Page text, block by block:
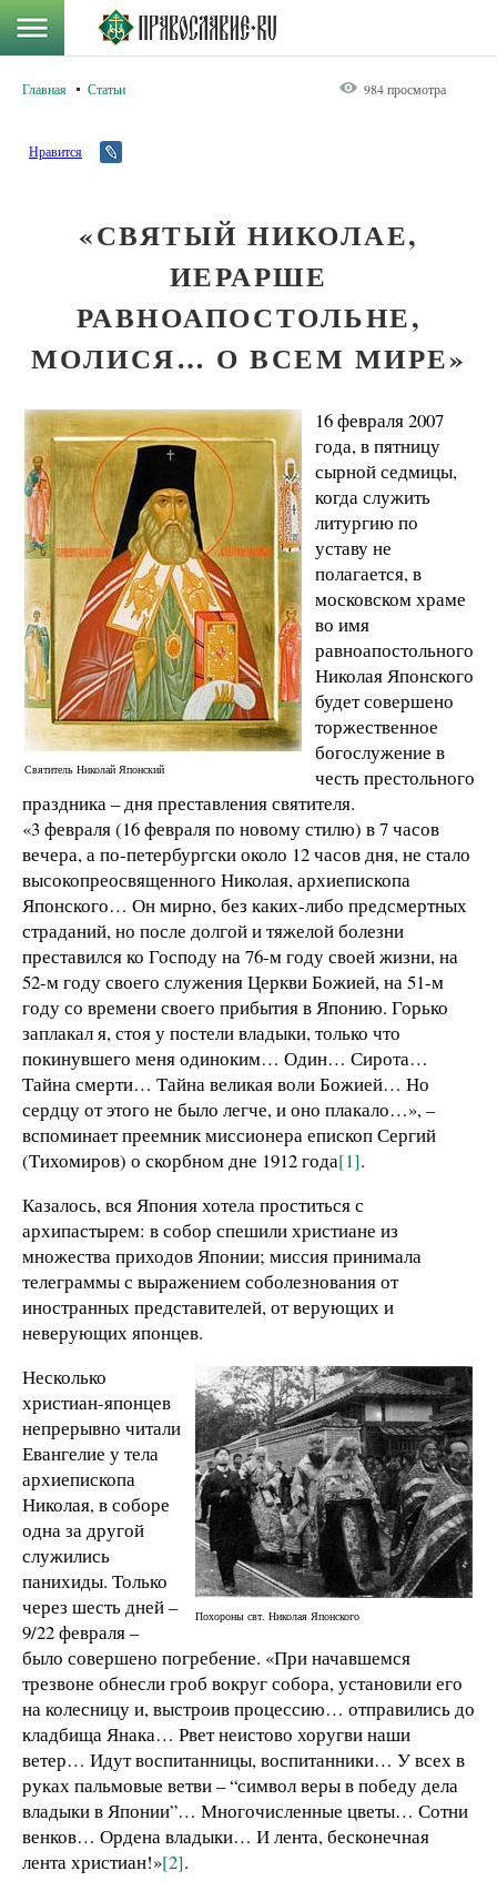
Главная Статьи 984 просмотра
Нравится
«СВЯТЫЙ НИКОЛАЕ,
ИЕРАРШЕ
РАВНОАПОСТОЛЬНЕ,
МОЛИСЯ… О ВСЕМ МИРЕ»
Святитель Николай Японский
16 февраля 2007
года, в пятницу
сырной седмицы,
когда служить
литургию по
уставу не
полагается, в
московском храме
во имя
равноапостольного
Николая Японского
будет совершено
торжественное
богослужение в
честь престольного
праздника – дня преставления святителя.
«3 февраля (16 февраля по новому стилю) в 7 часов
вечера, а по-петербургски около 12 часов дня, не стало
высокопреосвященного Николая, архиепископа
Японского… Он мирно, без каких-либо предсмертных
страданий, но после долгой и тяжелой болезни
преставился ко Господу на 76-м году своей жизни, на
52-м году своего служения Церкви Божией, на 51-м
году со времени своего прибытия в Японию. Горько
заплакал я, стоя у постели владыки, только что
покинувшего меня одиноким… Один… Сирота…
Тайна смерти… Тайна великая воли Божией… Но
сердцу от этого не было легче, и оно плакало…», –
вспоминает преемник миссионера епископ Сергий
(Тихомиров) о скорбном дне 1912 года[1].
Казалось, вся Япония хотела проститься с
архипастырем: в собор спешили христиане из
множества приходов Японии; миссия принимала
телеграммы с выражением соболезнования от
иностранных представителей, от верующих и
неверующих японцев.
Похороны свт. Николая Японского
Несколько
христиан-японцев
непрерывно читали
Евангелие у тела
архиепископа
Николая, в соборе
одна за другой
служились
панихиды. Только
через шесть дней –
9/22 февраля –
было совершено погребение. «При начавшемся
трезвоне обнесли гроб вокруг собора, установили его
на колесницу и, выстроив процессию… отправились до
кладбища Янака… Рвет неистово хоругви наши
ветер… Идут воспитанницы, воспитанники… У всех в
руках пальмовые ветви – “символ веры в победу дела
владыки в Японии”… Многочисленные цветы… Сотни
венков… Ордена владыки… И лента, бесконечная
лента христиан!»[2].